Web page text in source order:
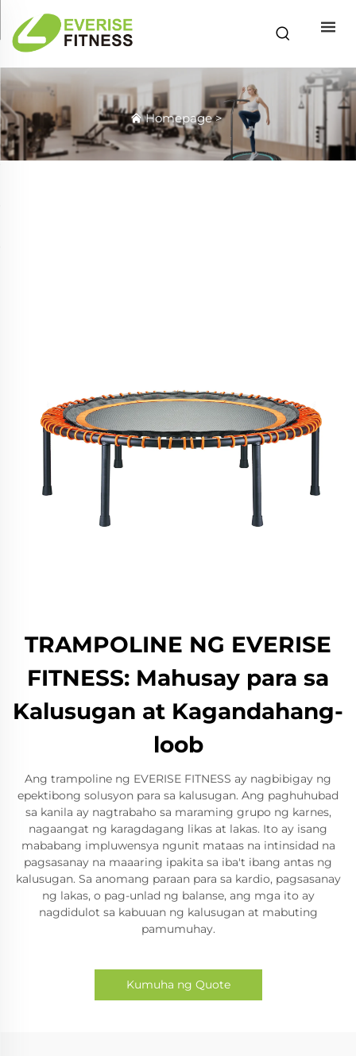
Homepage>
TRAMPOLINE NG EVERISE
FITNESS: Mahusay para sa
Kalusugan at Kagandahang-
loob
Ang trampoline ng EVERISE FITNESS ay nagbibigay ng
epektibong solusyon para sa kalusugan. Ang paghuhubad
sa kanila ay nagtrabaho sa maraming grupo ng karnes,
nagaangat ng karagdagang likas at lakas. Ito ay isang
mababang impluwensya ngunit mataas na intinsidad na
pagsasanay na maaaring ipakita sa iba't ibang antas ng
kalusugan. Sa anomang paraan para sa kardio, pagsasanay
ng lakas, o pag-unlad ng balanse, ang mga ito ay
nagdidulot sa kabuuan ng kalusugan at mabuting
pamumuhay.
Kumuha ng Quote